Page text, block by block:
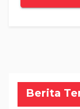
Berita